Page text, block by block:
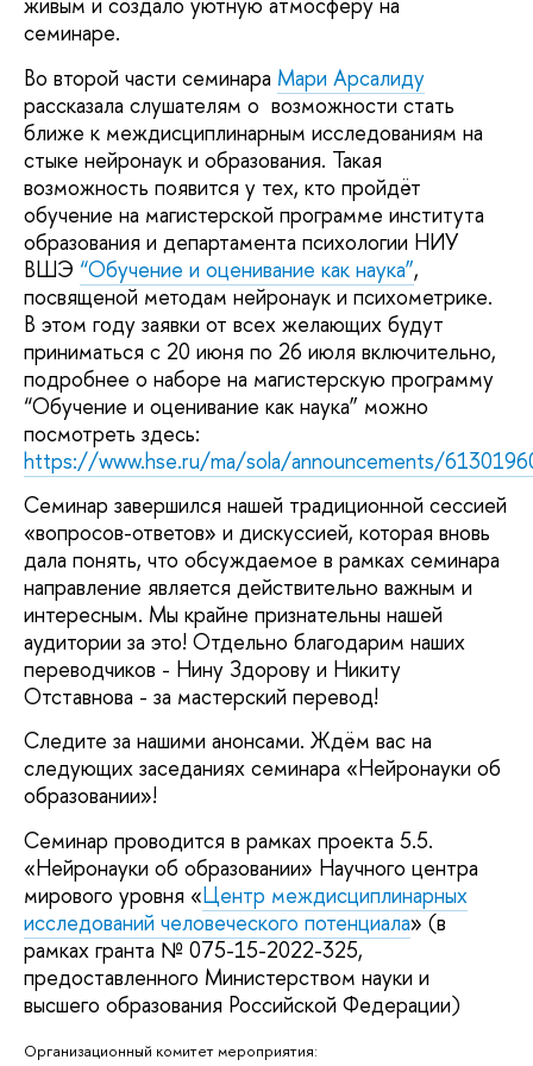
семинаре.
Во второй части семинара Мари Арсалиду
рассказала слушателям о возможности стать
ближе к междисциплинарным исследованиям на
стыке нейронаук и образования. Такая
возможность появится у тех, кто пройдёт
обучение на магистерской программе института
образования и департамента психологии НИУ
ВШЭ “Обучение и оценивание как наука”,
посвященой методам нейронаук и психометрике.
В этом году заявки от всех желающих будут
приниматься с 20 июня по 26 июля включительно,
подробнее о наборе на магистерскую программу
“Обучение и оценивание как наука” можно
посмотреть здесь:
https://www.hse.ru/ma/sola/announcements/
Семинар завершился нашей традиционной сессией
«вопросов-ответов» и дискуссией, которая вновь
дала понять, что обсуждаемое в рамках семинара
направление является действительно важным и
интересным. Мы крайне признательны нашей
аудитории за это! Отдельно благодарим наших
переводчиков - Нину Здорову и Никиту
Отставнова - за мастерский перевод!
Следите за нашими анонсами. Ждём вас на
следующих заседаниях семинара «Нейронауки об
образовании»!
Семинар проводится в рамках проекта 5.5.
«Нейронауки об образовании» Научного центра
мирового уровня «Центр междисциплинарных
исследований человеческого потенциала» (в
рамках гранта № 075-15-2022-325,
предоставленного Министерством науки и
высшего образования Российской Федерации)
Организационный комитет мероприятия: